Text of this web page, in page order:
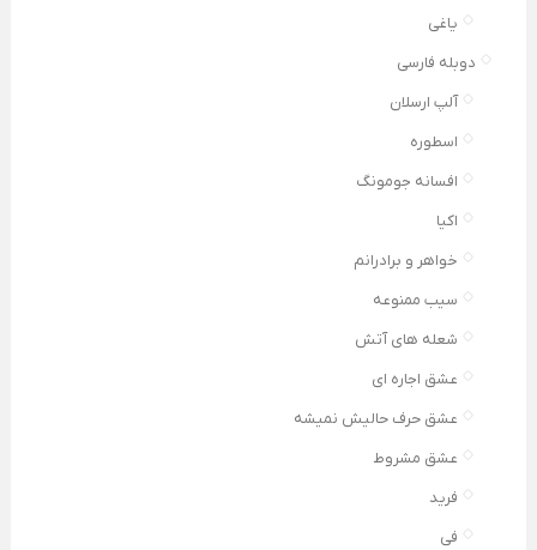
یاغی
دوبله فارسی
آلپ ارسلان
اسطوره
افسانه جومونگ
اکیا
خواهر و برادرانم
سیب ممنوعه
شعله های آتش
عشق اجاره ای
عشق حرف حالیش نمیشه
عشق مشروط
فرید
فی